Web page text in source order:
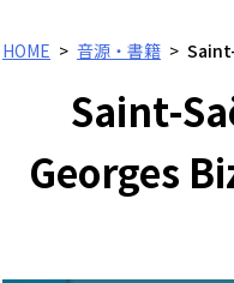
HOME 音源・書籍
Saint-
Georges